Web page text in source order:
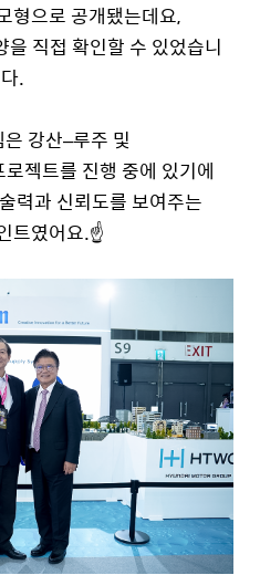
형으로 공개됐는데요,
직접 확인할 수 있었습니
다.
강산–루주 및
젝트를 진행 중에 있기에
력과 신뢰도를 보여주는
트였어요.☝️